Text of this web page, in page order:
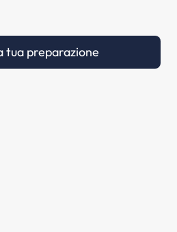
tua preparazione